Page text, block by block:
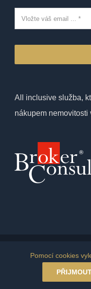
All inclusive služba,
nákupem nemovitosti
© Copyright
Pomocí cookies